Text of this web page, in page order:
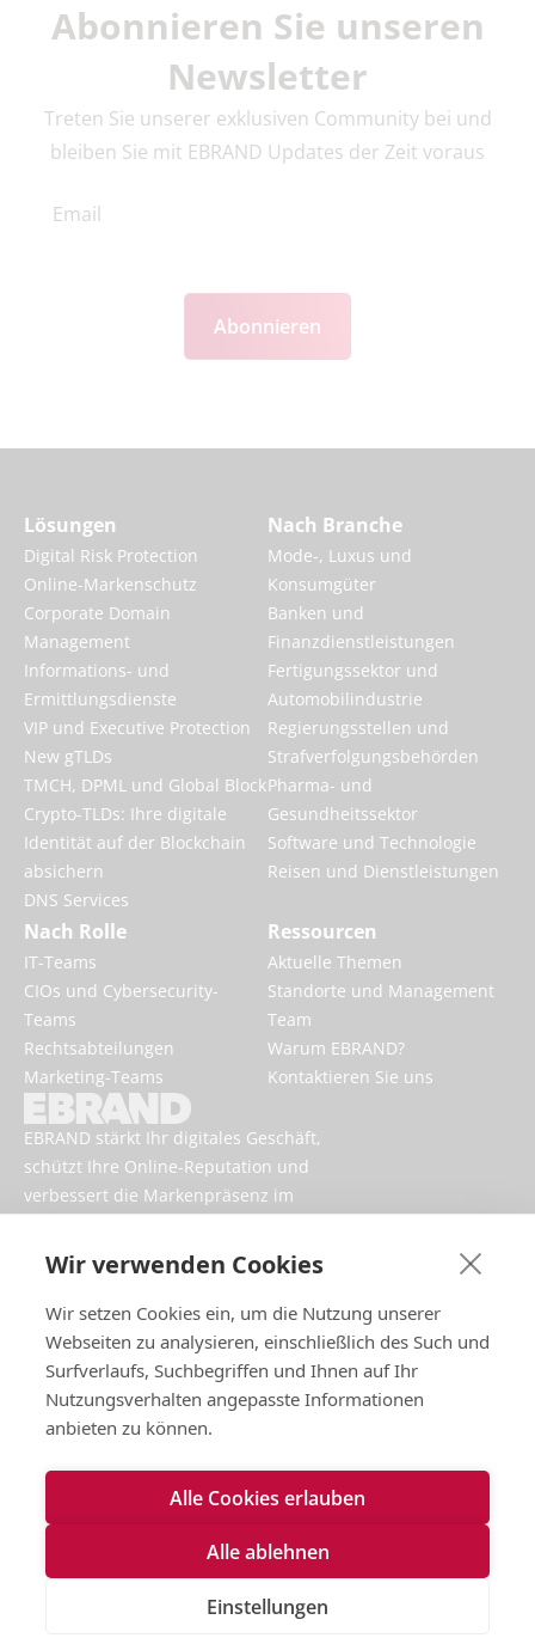
Wir verwenden Cookies
Wir setzen Cookies ein, um die Nutzung unserer
Webseiten zu analysieren, einschließlich des Such und
Surfverlaufs, Suchbegriffen und Ihnen auf Ihr
Nutzungsverhalten angepasste Informationen
anbieten zu können.
Alle Cookies erlauben
Alle ablehnen
Einstellungen
Abonnieren Sie unseren
Newsletter
Treten Sie unserer exklusiven Community bei und
bleiben Sie mit EBRAND Updates der Zeit voraus
Abonnieren
EBRAND stärkt Ihr digitales Geschäft,
schützt Ihre Online-Reputation und
verbessert die Markenpräsenz im
Lösungen
Digital Risk Protection
Online-Markenschutz
Corporate Domain
Management
Informations- und
Ermittlungsdienste
VIP und Executive Protection
New gTLDs
TMCH, DPML und Global Block
Crypto-TLDs: Ihre digitale
Identität auf der Blockchain
absichern
DNS Services
Nach Branche
Mode-, Luxus und
Konsumgüter
Banken und
Finanzdienstleistungen
Fertigungssektor und
Automobilindustrie
Regierungsstellen und
Strafverfolgungsbehörden
Pharma- und
Gesundheitssektor
Software und Technologie
Reisen und Dienstleistungen
Nach Rolle
IT-Teams
CIOs und Cybersecurity-
Teams
Rechtsabteilungen
Marketing-Teams
Ressourcen
Aktuelle Themen
Standorte und Management
Team
Warum EBRAND?
Kontaktieren Sie uns
Impressum
Datenschutzrichtlinien
Cookies
Erklärung zur Barrierefreiheit
Kontaktieren Sie uns